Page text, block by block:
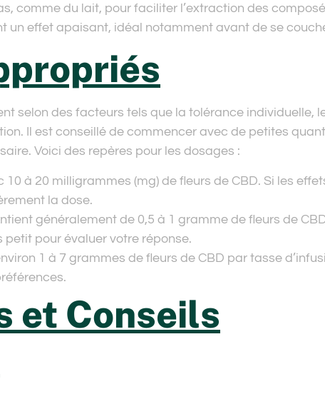
comme du lait, pour faciliter l’extraction des
un effet apaisant, idéal notamment avant de se
selon des facteurs tels que la tolérance individuelle,
Il est conseillé de commencer avec de petites
Voici des repères pour les dosages :
10 à 20 milligrammes (mg) de fleurs de CBD. Si les
la dose.
généralement de 0,5 à 1 gramme de fleurs de
pour évaluer votre réponse.
1 à 7 grammes de fleurs de CBD par tasse
et Conseils